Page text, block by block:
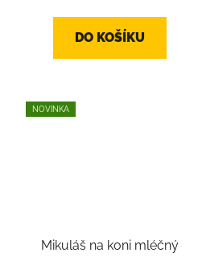
DO KOŠÍKU
NOVINKA
Mikuláš na koni mléčný